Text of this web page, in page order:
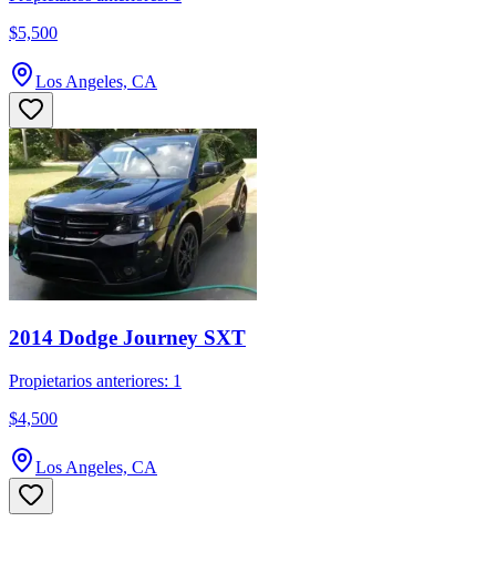
$5,500
Los Angeles, CA
2014 Dodge Journey SXT
Propietarios anteriores: 1
$4,500
Los Angeles, CA